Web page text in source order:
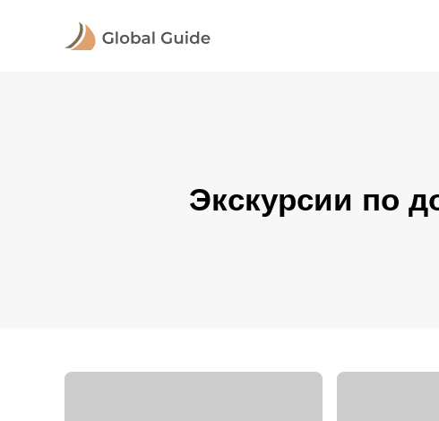
Экскурсии по